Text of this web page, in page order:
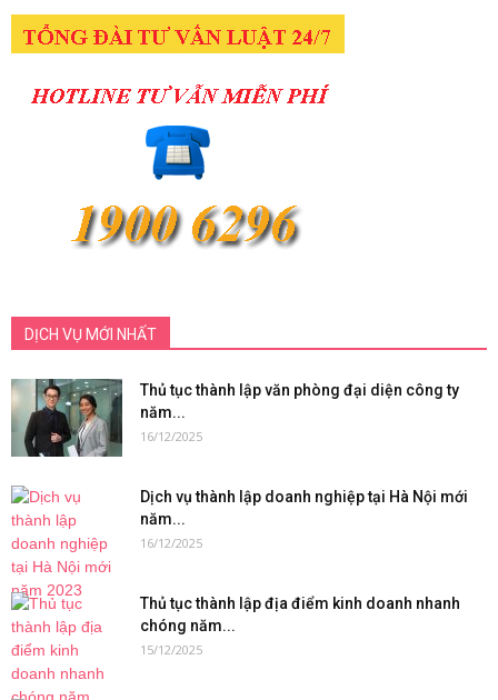
DỊCH VỤ MỚI NHẤT
Thủ tục thành lập văn phòng đại diện công ty
năm...
16/12/2025
Dịch vụ thành lập doanh nghiệp tại Hà Nội mới
năm...
16/12/2025
Thủ tục thành lập địa điểm kinh doanh nhanh
chóng năm...
15/12/2025